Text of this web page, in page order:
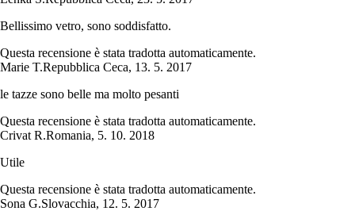
Bellissimo vetro, sono soddisfatto.
Questa recensione è stata tradotta automaticamente.
Marie T.Repubblica Ceca, 13. 5. 2017
le tazze sono belle ma molto pesanti
Questa recensione è stata tradotta automaticamente.
Crivat R.Romania, 5. 10. 2018
Utile
Questa recensione è stata tradotta automaticamente.
Sona G.Slovacchia, 12. 5. 2017